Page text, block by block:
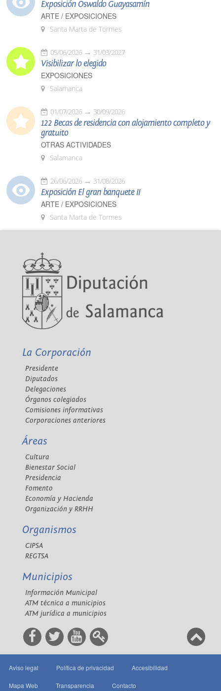
Exposición Oswaldo Guayasamín
ARTE / EXPOSICIONES
Santa Marta de Tormes
05/06/2026 31/03/2027
Visibilizar lo elegido
EXPOSICIONES
Salamanca
01/07/2026 30/09/2026
122 Becas de residencia con alojamiento completo y
gratuito
OTRAS ACTIVIDADES
Salamanca
26/06/2026 31/08/2026
Exposición El gran banquete II
ARTE / EXPOSICIONES
Santa Marta de Tormes
La Corporación
Presidente
Diputados
Delegaciones
Órganos colegiados
Comisiones informativas
Corporaciones anteriores
Áreas
Cultura
Bienestar Social
Presidencia
Fomento
Economía y Hacienda
Organización y RRHH
Organismos
CIPSA
REGTSA
Municipios
Información Municipal
ATM técnica a municipios
ATM jurídica a municipios
Aviso legal Política de privacidad Accesibilidad
Mapa Web Transparencia Contacto